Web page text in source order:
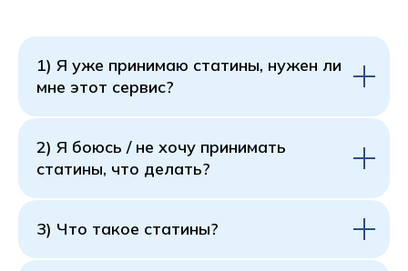
1) Я уже принимаю статины, нужен ли
мне этот сервис?
2) Я боюсь / не хочу принимать
статины, что делать?
3) Что такое статины?